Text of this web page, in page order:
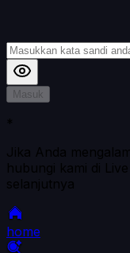
Masuk
*
Jika Anda
hubungi kami di
selanjutnya
home